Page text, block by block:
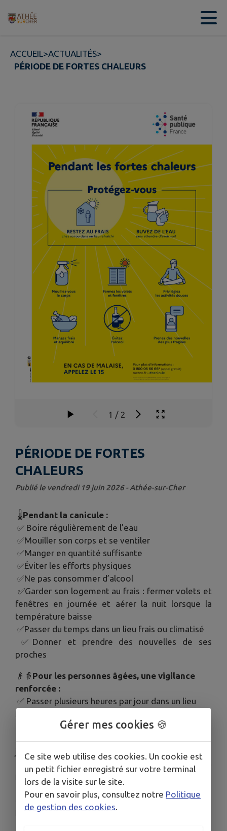
Contenu
ACCUEIL>ACTUALITÉS>
PÉRIODE DE FORTES CHALEURS
1 / 2
PÉRIODE DE FORTES
CHALEURS
Publié le vendredi 19 juin 2026 - Athée-sur-Cher
🌡Pendant la canicule :
✅ Boire régulièrement de l’eau
✅Mouiller son corps et se ventiler
✅Manger en quantité suffisante
✅Éviter les efforts physiques
✅Ne pas consommer d’alcool
✅Garder son logement au frais : fermer volets et
fenêtres en journée et aérer la nuit lorsque la
température baisse
✅Passer du temps dans un lieu frais ou climatisé
✅Donner et prendre des nouvelles de ses
proches
👴👵 Pour les personnes âgées, une vigilance
renforcée :
✅ Passer plusieurs heures par jour dans un lieu
frais ou climatisé
✅Se mouiller régulièrement le corps et le visage
✅Boire suffisamment (environ 1,5 L d’eau par
jour)
✅Manger suffisamment, même sans sensation de
faim
👶
Enfants et nourrissons, une attention
particulière :
Gérer mes cookies 🍪
Ce site web utilise des cookies. Un cookie est
un petit fichier enregistré sur votre terminal
lors de la visite sur le site.
Pour en savoir plus, consultez notre Politique
de gestion des cookies